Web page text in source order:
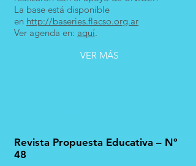
La base está disponible
en http://baseries.flacso.org.ar
Ver agenda en: aquí.
VER MÁS
Revista Propuesta Educativa – Nº
48